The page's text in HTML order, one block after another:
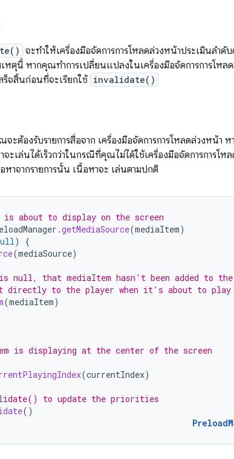
จะทําให้เครื่องมือจัดการการโหลดล่วงหน้าประเมินลำดั
เหตุนี้ หากคุณทำการเปลี่ยนแปลงในเครื่องมือจัดการการโหล
ร็จสิ้นก่อนที่จะเรียกใช้ invalidate()
ะต้องรับรายการสื่อจาก เครื่องมือจัดการการโหลดล่วงหน้า ห
ะเล่นได้เร็วกว่าในกรณีที่คุณไม่ได้ใช้เครื่องมือจัดการการโห
าจากรายการนั้น เนื้อหาจะ เล่นตามปกติ
is about to display on the screen
.getMediaSource(mediaItem)
)
{
(mediaSource)
null, that mediaItem hasn't been added to the
directly to the player when it's about to play
(mediaItem)
is displaying at the center of the screen
(currentIndex)
to update the priorities
()